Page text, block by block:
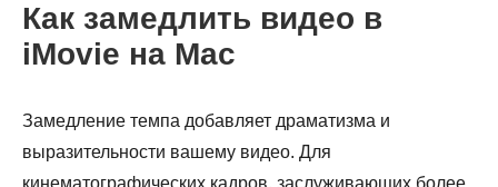
Как замедлить видео в
iMovie на Mac
Замедление темпа добавляет драматизма и
выразительности вашему видео. Для